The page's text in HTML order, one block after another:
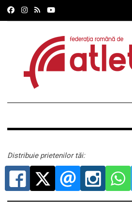
Distribuie prietenilor tăi: